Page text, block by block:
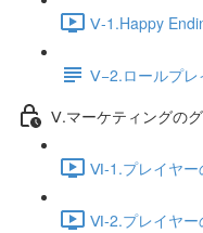
Ⅴ-1.Happy
Ⅴ−2.ロールプレ
Ⅴ.マーケティングの
Ⅵ-1.プレイヤー
Ⅵ-2.プレイヤー